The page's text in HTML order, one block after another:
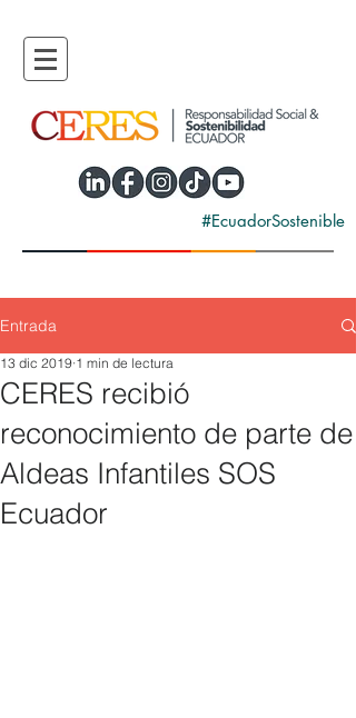
#EcuadorSostenible
Entrada
CERES recibió
reconocimiento de parte de
Aldeas Infantiles SOS
Ecuador
13 dic 2019 1 min de lectura